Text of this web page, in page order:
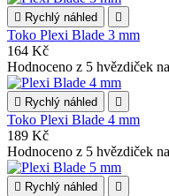
 Rychlý náhled 
Toko Plexi Blade 3 mm
164 Kč
Hodnoceno z 5 hvězdiček
 Rychlý náhled 
Toko Plexi Blade 4 mm
189 Kč
Hodnoceno z 5 hvězdiček
 Rychlý náhled 